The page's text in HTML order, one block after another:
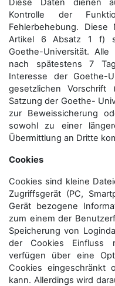
Diese Daten dienen
Kontrolle der
Fehlerbehebung.
Artikel 6 Absatz 1 f)
Goethe-Universität.
nach spätestens 7
Interesse der Goethe-
gesetzlichen Vorschrift
Satzung der Goethe-
zur Beweissicherung
sowohl zu einer
Übermittlung an Dritte
Cookies
Cookies sind kleine
Zugriffsgerät (PC,
Gerät bezogene
zum einem der
Speicherung von
der Cookies Einfluss
verfügen über eine
Cookies eingeschränkt
kann. Allerdings wird